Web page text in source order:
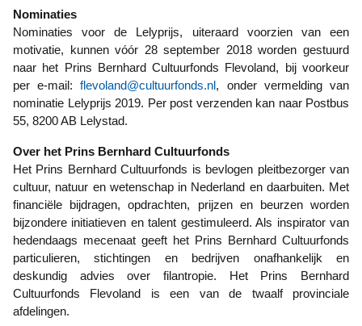
Nominaties
Nominaties voor de Lelyprijs, uiteraard voorzien van een
motivatie, kunnen vóór 28 september 2018 worden gestuurd
naar het Prins Bernhard Cultuurfonds Flevoland, bij voorkeur
per e-mail:flevoland@cultuurfonds.nl, onder vermelding van
nominatie Lelyprijs 2019. Per post verzenden kan naar Postbus
55, 8200 AB Lelystad.
Over het Prins Bernhard Cultuurfonds
Het Prins Bernhard Cultuurfonds is bevlogen pleitbezorger van
cultuur, natuur en wetenschap in Nederland en daarbuiten. Met
financiële bijdragen, opdrachten, prijzen en beurzen worden
bijzondere initiatieven en talent gestimuleerd. Als inspirator van
hedendaags mecenaat geeft het Prins Bernhard Cultuurfonds
particulieren, stichtingen en bedrijven onafhankelijk en
deskundig advies over filantropie. Het Prins Bernhard
Cultuurfonds Flevoland is een van de twaalf provinciale
afdelingen.